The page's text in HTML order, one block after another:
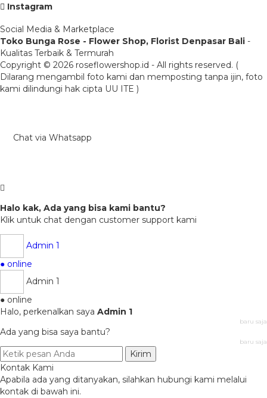
Instagram
Social Media & Marketplace
Toko Bunga Rose - Flower Shop, Florist Denpasar Bali -
Kualitas Terbaik & Termurah
Copyright © 2026 roseflowershop.id - All rights reserved. (
Dilarang mengambil foto kami dan memposting tanpa ijin, foto
kami dilindungi hak cipta UU ITE )
Chat via Whatsapp
Halo kak, Ada yang bisa kami bantu?
Klik untuk chat dengan customer support kami
Admin 1
● online
Admin 1
● online
Halo, perkenalkan saya Admin 1
baru saja
Ada yang bisa saya bantu?
baru saja
Kirim
Kontak Kami
Apabila ada yang ditanyakan, silahkan hubungi kami melalui
kontak di bawah ini.